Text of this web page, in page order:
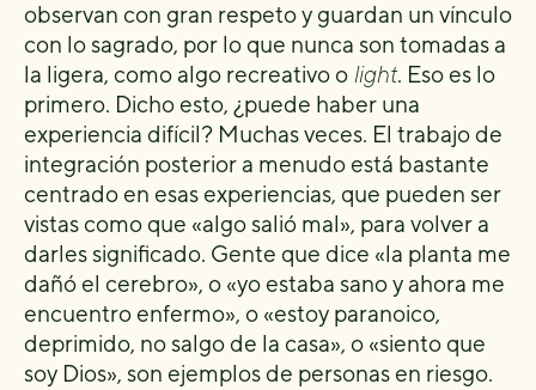
observan con gran respeto y guardan un vínculo
con lo sagrado, por lo que nunca son tomadas a
la ligera, como algo recreativo o light. Eso es lo
primero. Dicho esto, ¿puede haber una
experiencia difícil? Muchas veces. El trabajo de
integración posterior a menudo está bastante
centrado en esas experiencias, que pueden ser
vistas como que «algo salió mal», para volver a
darles significado. Gente que dice «la planta me
dañó el cerebro», o «yo estaba sano y ahora me
encuentro enfermo», o «estoy paranoico,
deprimido, no salgo de la casa», o «siento que
soy Dios», son ejemplos de personas en riesgo.